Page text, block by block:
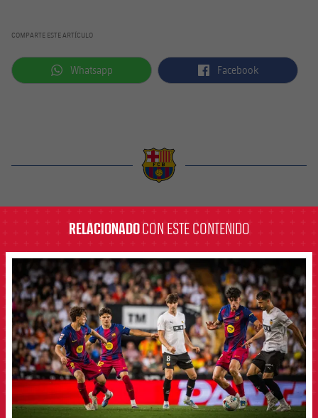
COMPARTE ESTE ARTÍCULO
label.aria.whatsapp
Whatsapp label.aria.facebook
Facebook
RELACIONADOCON ESTE CONTENIDO
FCB Barcelona badge